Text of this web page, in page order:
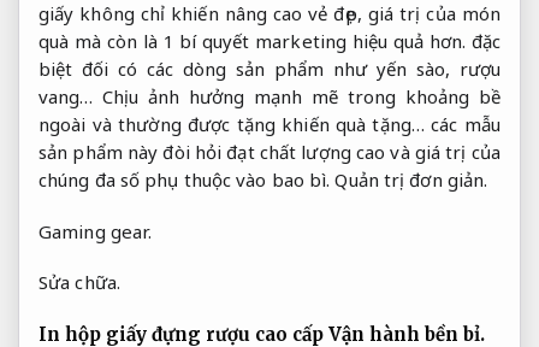
giấy không chỉ khiến nâng cao vẻ đẹp, giá trị của món
quà mà còn là 1 bí quyết marketing hiệu quả hơn. đặc
biệt đối có các dòng sản phẩm như yến sào, rượu
vang… Chịu ảnh hưởng mạnh mẽ trong khoảng bề
ngoài và thường được tặng khiến quà tặng… các mẫu
sản phẩm này đòi hỏi đạt chất lượng cao và giá trị của
chúng đa số phụ thuộc vào bao bì.Quản trị đơn giản.
Gaming gear.
Sửa chữa.
In hộp giấy đựng rượu cao cấp Vận hành bền bỉ.